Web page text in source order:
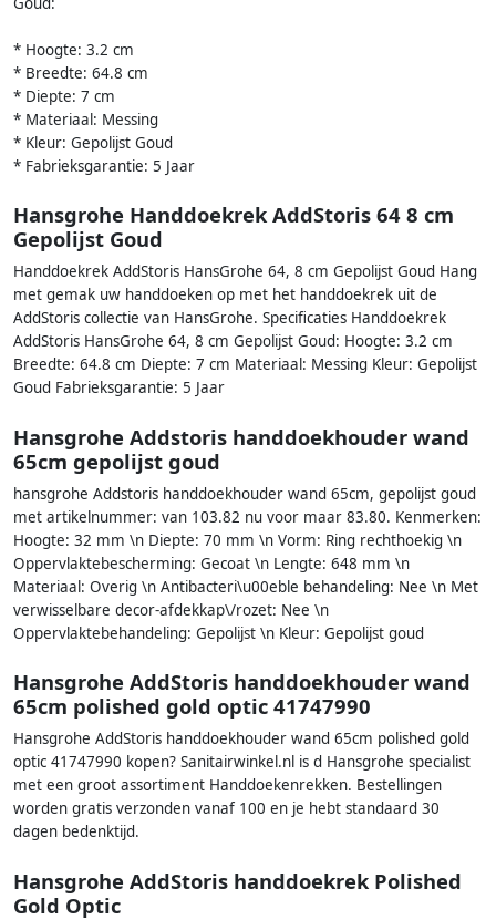
* Hoogte: 3.2 cm
* Breedte: 64.8 cm
* Diepte: 7 cm
* Materiaal: Messing
* Kleur: Gepolijst Goud
* Fabrieksgarantie: 5 Jaar
Hansgrohe Handdoekrek AddStoris 64 8 cm
Gepolijst Goud
Handdoekrek AddStoris HansGrohe 64, 8 cm Gepolijst Goud Hang
met gemak uw handdoeken op met het handdoekrek uit de
AddStoris collectie van HansGrohe. Specificaties Handdoekrek
AddStoris HansGrohe 64, 8 cm Gepolijst Goud: Hoogte: 3.2 cm
Breedte: 64.8 cm Diepte: 7 cm Materiaal: Messing Kleur: Gepolijst
Goud Fabrieksgarantie: 5 Jaar
Hansgrohe Addstoris handdoekhouder wand
65cm gepolijst goud
hansgrohe Addstoris handdoekhouder wand 65cm, gepolijst goud
met artikelnummer: van 103.82 nu voor maar 83.80. Kenmerken:
Hoogte: 32 mm \n Diepte: 70 mm \n Vorm: Ring rechthoekig \n
Oppervlaktebescherming: Gecoat \n Lengte: 648 mm \n
Materiaal: Overig \n Antibacteri\u00eble behandeling: Nee \n Met
verwisselbare decor-afdekkap\/rozet: Nee \n
Oppervlaktebehandeling: Gepolijst \n Kleur: Gepolijst goud
Hansgrohe AddStoris handdoekhouder wand
65cm polished gold optic 41747990
Hansgrohe AddStoris handdoekhouder wand 65cm polished gold
optic 41747990 kopen? Sanitairwinkel.nl is d Hansgrohe specialist
met een groot assortiment Handdoekenrekken. Bestellingen
worden gratis verzonden vanaf 100 en je hebt standaard 30
dagen bedenktijd.
Hansgrohe AddStoris handdoekrek Polished
Gold Optic